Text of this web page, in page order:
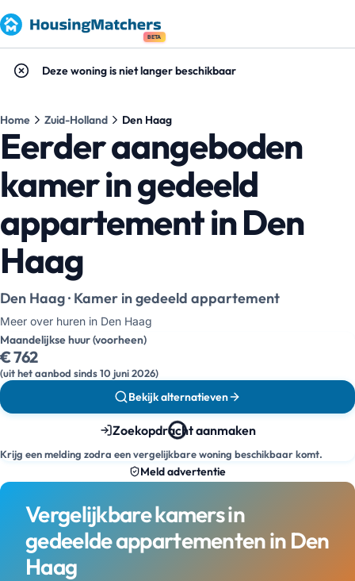
BETA
Deze woning is niet langer beschikbaar
Home Zuid-Holland Den Haag
Eerder aangeboden
kamer in gedeeld
appartement in Den
Haag
Den Haag · Kamer in gedeeld appartement
Meer over huren in Den Haag
Maandelijkse huur (voorheen)
€ 762
(uit het aanbod sinds 10 juni 2026)
Bekijk alternatieven
Zoekopdracht aanmaken
Krijg een melding zodra een vergelijkbare woning beschikbaar komt.
Meld advertentie
Vergelijkbare kamers in
gedeelde appartementen in Den
Haag